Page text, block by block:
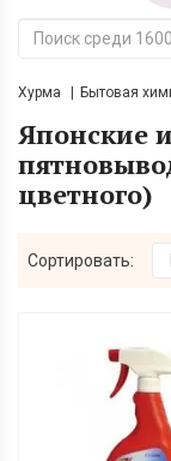
Хурма Бытовая
Японские
цветного)
Сортировать: